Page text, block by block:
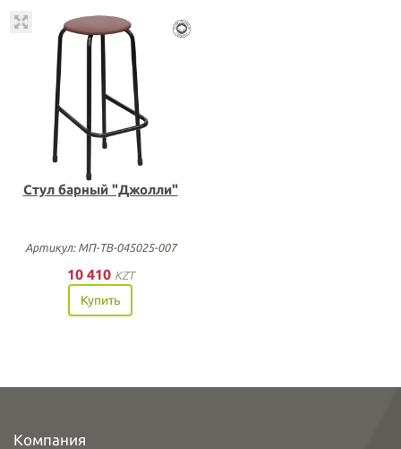
Стул барный "Джолли"
Артикул: МП-ТВ-045025-007
10 410 KZT
Купить
Компания